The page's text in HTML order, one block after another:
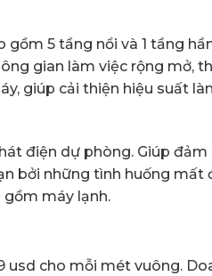
gồm 5 tầng nổi và 1 tầng
gian làm việc rộng mở,
giúp cải thiện hiệu suất
điện dự phòng. Giúp
bởi những tình huống mất
máy lạnh.
usd cho mỗi mét vuông.